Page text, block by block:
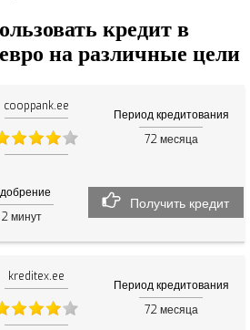
кредит в
на различные цели
cooppank.ee
Период кредитования
72месяца
2минут
Получить кредит
kreditex.ee
Период кредитования
72месяца